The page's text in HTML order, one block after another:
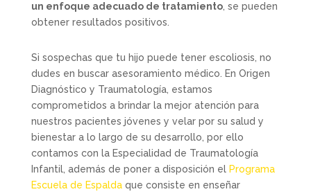
un enfoque adecuado de tratamiento, se pueden
obtener resultados positivos.
Si sospechas que tu hijo puede tener escoliosis, no
dudes en buscar asesoramiento médico. En Origen
Diagnóstico y Traumatología, estamos
comprometidos a brindar la mejor atención para
nuestros pacientes jóvenes y velar por su salud y
bienestar a lo largo de su desarrollo, por ello
contamos con la Especialidad de Traumatología
Infantil, además de poner a disposición el Programa
Escuela de Espaldaque consiste en enseñar